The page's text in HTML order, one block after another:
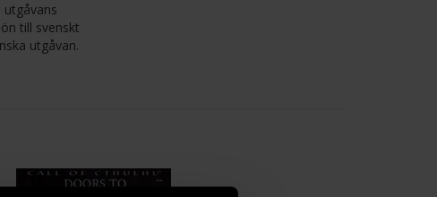
till svenskt
utgåvan.